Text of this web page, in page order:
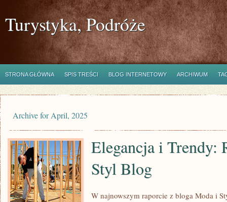
Turystyka, Podróże
STRONA GŁÓWNA SPIS TREŚCI BLOG INTERNETOWY ARCHIWUM
Archive for April, 2025
Elegancja i Trendy:
Styl Blog
W najnowszym raporcie z bloga Moda i